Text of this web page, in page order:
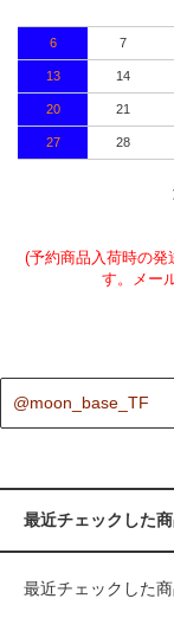
6 7
13 14
20 21
27 28
(予約商品入荷時の発
す。メー
@moon_base_TF
最近チェックした
最近チェックした